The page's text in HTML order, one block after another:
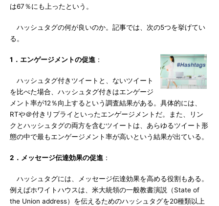
は67％にも上ったという。
ハッシュタグの何が良いのか。記事では、次の5つを挙げてい
る。
1．エンゲージメントの促進 ：
ハッシュタグ付きツイートと、ないツイート
を比べた場合、ハッシュタグ付きはエンゲージ
メント率が12％向上するという調査結果がある。具体的には、
RTや＠付きリプライといったエンゲージメントだ。また、リン
クとハッシュタグの両方を含むツイートは、あらゆるツイート形
態の中で最もエンゲージメント率が高いという結果が出ている。
2．メッセージ伝達効果の促進 ：
ハッシュタグには、メッセージ伝達効果を高める役割もある。
例えばホワイトハウスは、米大統領の一般教書演説（State of
the Union address）を伝えるためのハッシュタグを20種類以上